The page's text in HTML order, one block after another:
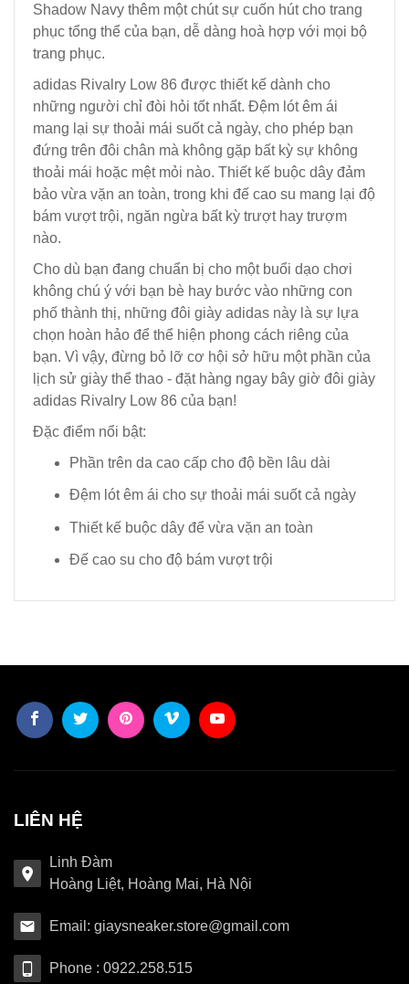
Shadow Navy thêm một chút sự cuốn hút cho trang
phục tổng thể của bạn, dễ dàng hoà hợp với mọi bộ
trang phục.
adidas Rivalry Low 86 được thiết kế dành cho
những người chỉ đòi hỏi tốt nhất. Đệm lót êm ái
mang lại sự thoải mái suốt cả ngày, cho phép bạn
đứng trên đôi chân mà không gặp bất kỳ sự không
thoải mái hoặc mệt mỏi nào. Thiết kế buộc dây đảm
bảo vừa vặn an toàn, trong khi đế cao su mang lại độ
bám vượt trội, ngăn ngừa bất kỳ trượt hay trượm
nào.
Cho dù bạn đang chuẩn bị cho một buổi dạo chơi
không chú ý với bạn bè hay bước vào những con
phố thành thị, những đôi giày adidas này là sự lựa
chọn hoàn hảo để thể hiện phong cách riêng của
bạn. Vì vậy, đừng bỏ lỡ cơ hội sở hữu một phần của
lịch sử giày thể thao - đặt hàng ngay bây giờ đôi giày
adidas Rivalry Low 86 của bạn!
Đặc điểm nổi bật:
Phần trên da cao cấp cho độ bền lâu dài
Đệm lót êm ái cho sự thoải mái suốt cả ngày
Thiết kế buộc dây để vừa vặn an toàn
Đế cao su cho độ bám vượt trội
LIÊN HỆ
Linh Đàm
Hoàng Liệt, Hoàng Mai, Hà Nội
Email: giaysneaker.store@gmail.com
Phone : 0922.258.515